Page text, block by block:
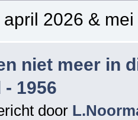
2026 &
niet meer in
1956
door